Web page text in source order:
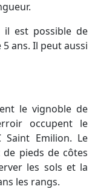
il est possible de
ans. Il peut aussi
le vignoble de
occupent le
Saint Emilion. Le
pieds de côtes
les sols et la
les rangs.